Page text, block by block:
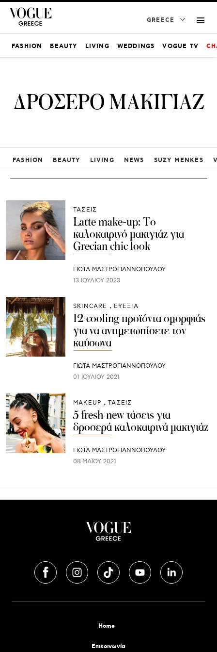
GREECE
FASHION BEAUTY LIVING WEDDINGS VOGUE TV
ΔΡΟΣΕΡΟ ΜΑΚΙΓΙΑΖ
FASHION BEAUTY LIVING NEWS SUZY MENKES
ΤΑΣΕΙΣ
Latte make-up: Το
καλοκαιρινό μακιγιάζ για
Grecian chic look
ΓΙΩΤΑ ΜΑΣΤΡΟΓΙΑΝΝΟΠΟΥΛΟΥ
13 ΙΟΥΛΊΟΥ 2023
SKINCARE ΕΥΕΞΙΑ
12 cooling προϊόντα ομορφιάς
για να αντιμετωπίσετε τον
καύσωνα
ΓΙΩΤΑ ΜΑΣΤΡΟΓΙΑΝΝΟΠΟΥΛΟΥ
01 ΙΟΥΛΊΟΥ 2021
ΜAKEUP ΤΑΣΕΙΣ
5 fresh new τάσεις για
δροσερά καλοκαιρινά μακιγιάζ
ΓΙΩΤΑ ΜΑΣΤΡΟΓΙΑΝΝΟΠΟΥΛΟΥ
08 ΜΑΪ́ΟΥ 2021
Home
Επικοινωνία